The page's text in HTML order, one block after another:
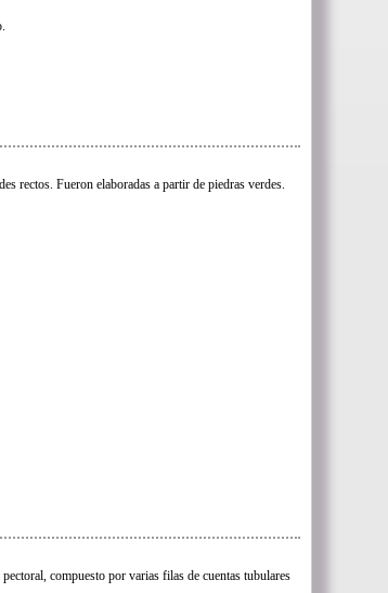
rectos. Fueron elaboradas a partir de piedras verdes.
compuesto por varias filas de cuentas tubulares